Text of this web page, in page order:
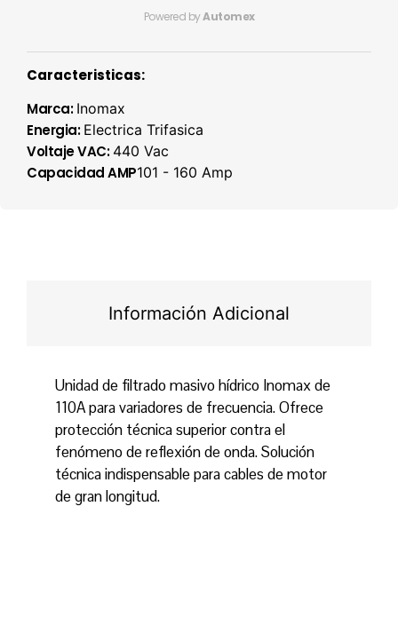
Powered byAutomex
Caracteristicas:
Marca: Inomax
Energia: Electrica Trifasica
Voltaje VAC: 440 Vac
Capacidad AMP101 - 160 Amp
Información Adicional
Unidad de filtrado masivo hídrico Inomax de
110A para variadores de frecuencia. Ofrece
protección técnica superior contra el
fenómeno de reflexión de onda. Solución
técnica indispensable para cables de motor
de gran longitud.